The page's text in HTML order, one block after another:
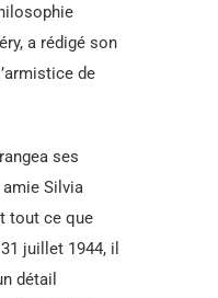
a rédigé son
de
ses
Silvia
tout ce que
juillet 1944, il
détail